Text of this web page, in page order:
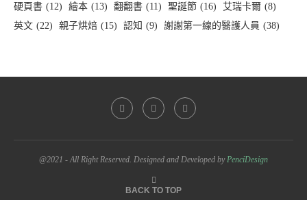
硬頁書 (12) 繪本 (13) 翻翻書 (11) 聖誕節 (16) 艾瑞卡爾 (8)
英文 (22) 親子烘焙 (15) 認知 (9) 謝謝第一線的醫護人員 (38)
@2021 - All Right Reserved. Designed and Developed byPenciDesign
BACK TO TOP